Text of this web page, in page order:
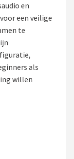
en
een veilige
te
als
willen